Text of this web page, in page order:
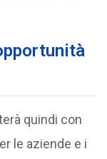
quindi con
le aziende e i